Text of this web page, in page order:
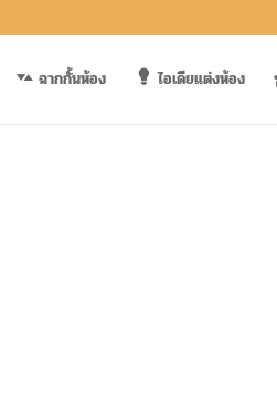
ฉากกั้นห้อง ไอเดียแต่งห้อง